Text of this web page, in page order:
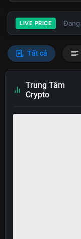
LIVE PRICE Đang
Tất cả
Trung Tâm
Crypto